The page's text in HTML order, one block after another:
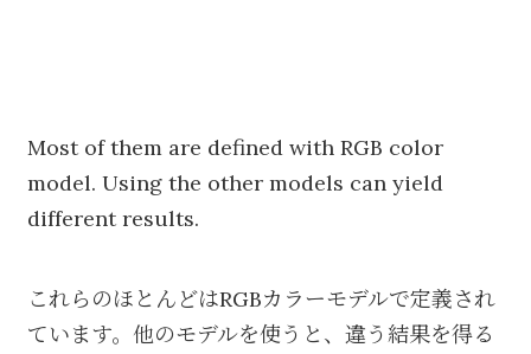
Most of them are defined with RGB color
model. Using the other models can yield
different results.
これらのほとんどはRGBカラーモデルで定義され
ています。他のモデルを使うと、違う結果を得る